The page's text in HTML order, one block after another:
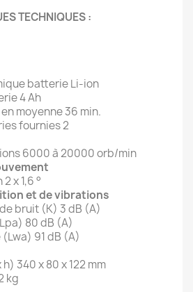
TECHNIQUES :
batterie Li-ion
4 Ah
moyenne 36 min.
fournies 2
6000 à 20000 orb/min
x 1,6 °
et de vibrations
bruit (K) 3 dB (A)
80 dB (A)
91 dB (A)
340 x 80 x 122 mm
kg